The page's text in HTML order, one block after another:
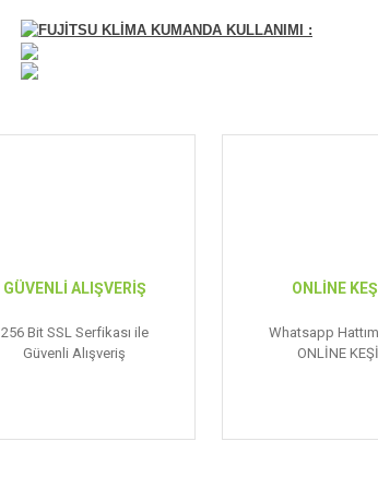
FUJİTSU KLİMA KUMANDA KULLANIMI :
GÜVENLİ ALIŞVERİŞ
256 Bit SSL Serfikası ile
Güvenli Alışveriş
ONLİNE
Whatsapp
ONLİNE